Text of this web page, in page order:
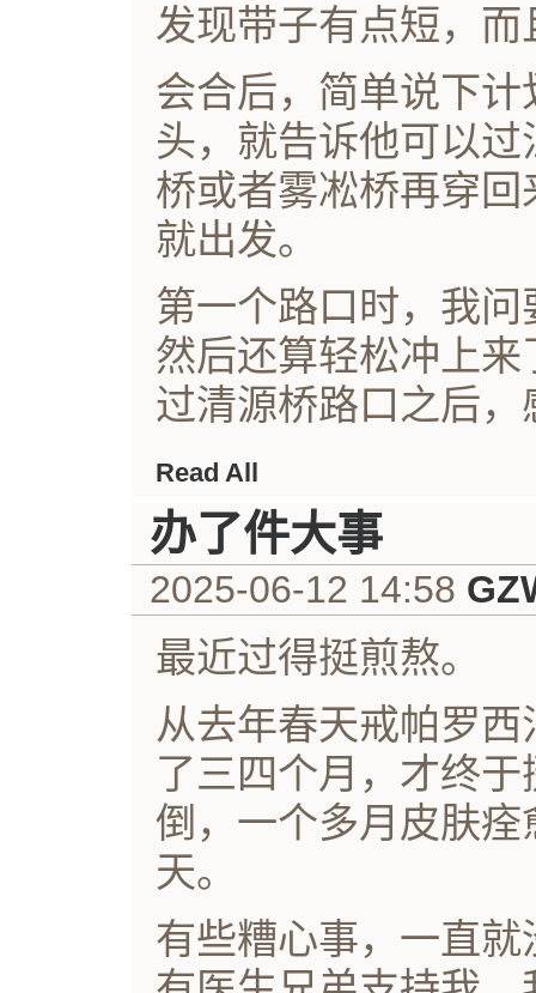
发现带子有点短，
会合后，简单说下
头，就告诉他可以
桥或者雾凇桥再穿
就出发。
第一个路口时，我
然后还算轻松冲上来
过清源桥路口之后，
Read All
办了件大事
2025-06-12 14:58
最近过得挺煎熬。
从去年春天戒帕罗
了三四个月，才终
倒，一个多月皮肤
天。
有些糟心事，一直